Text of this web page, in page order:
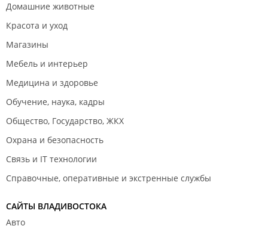
Домашние животные
Красота и уход
Магазины
Мебель и интерьер
Медицина и здоровье
Обучение, наука, кадры
Общество, Государство, ЖКХ
Охрана и безопасность
Связь и IT технологии
Справочные, оперативные и экстренные службы
САЙТЫ ВЛАДИВОСТОКА
Авто